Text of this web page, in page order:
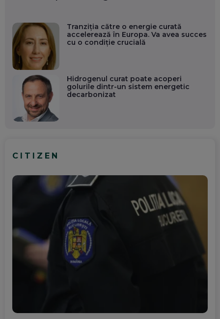
Tranziția către o energie curată
accelerează în Europa. Va avea succes
cu o condiție crucială
Hidrogenul curat poate acoperi
golurile dintr-un sistem energetic
decarbonizat
CITIZEN